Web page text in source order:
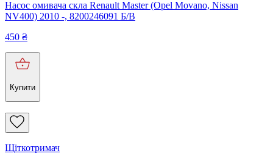
Насос омивача скла Renault Master (Opel Movano, Nissan
NV400) 2010 -, 8200246091 Б/В
450 ₴
Купити
Щіткотримач